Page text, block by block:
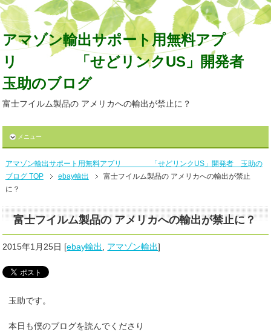
アマゾン輸出サポート用無料アプ
リ 「せどリンクUS」開発者
玉助のブログ
富士フイルム製品の アメリカへの輸出が禁止に？
メニュー
アマゾン輸出サポート用無料アプリ 「せどリンクUS」開発者 玉助の
ブログ TOP
ebay輸出
富士フイルム製品の アメリカへの輸出が禁止
に？
富士フイルム製品の アメリカへの輸出が禁止に？
2015年1月25日 [ebay輸出 アマゾン輸出]
玉助です。
本日も僕のブログを読んでくださり